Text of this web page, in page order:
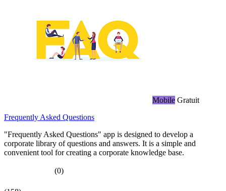
Mobile Gratuit
Frequently Asked Questions
"Frequently Asked Questions" app is designed to develop a
corporate library of questions and answers. It is a simple and
convenient tool for creating a corporate knowledge base.
(0)